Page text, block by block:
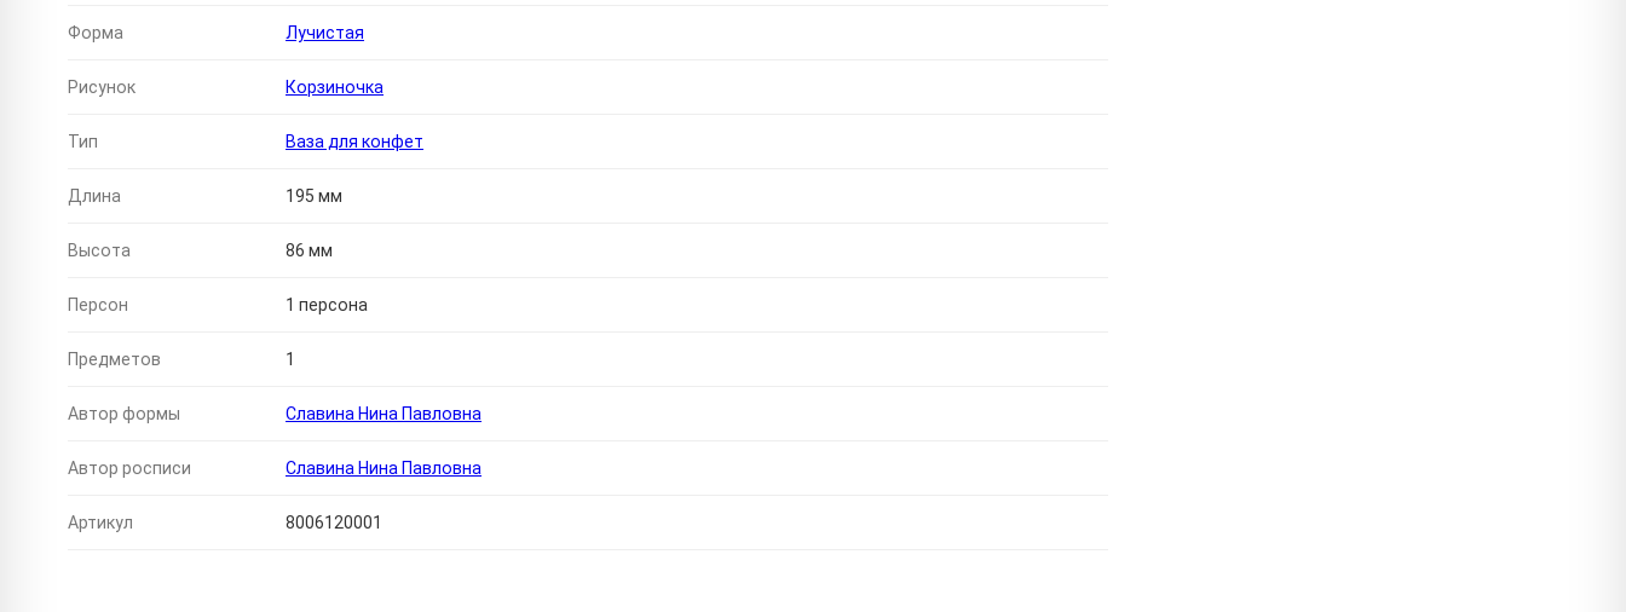
Форма Лучистая
Рисунок Корзиночка
Тип Ваза для конфет
Длина 195 мм
Высота 86 мм
Персон 1 персона
Предметов 1
Автор формы Славина Нина Павловна
Автор росписи Славина Нина Павловна
Артикул 8006120001